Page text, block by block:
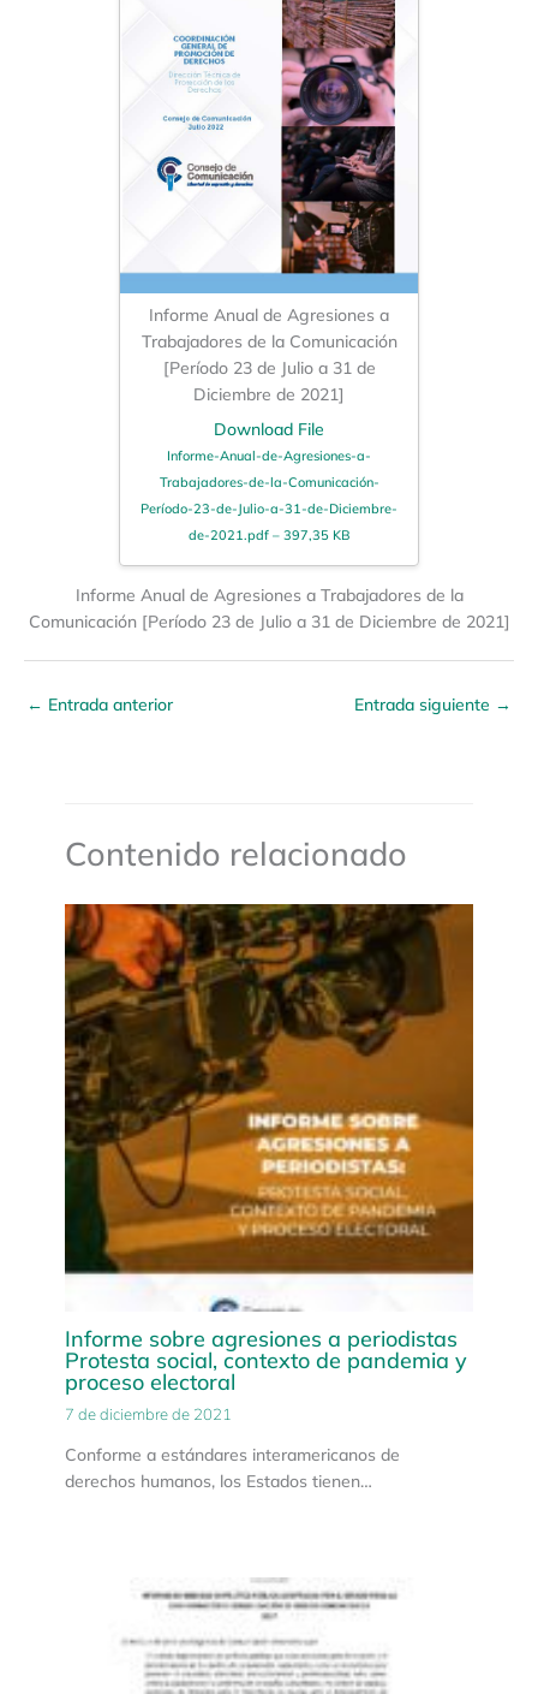
Informe Anual de Agresiones a
Trabajadores de la Comunicación
[Período 23 de Julio a 31 de
Diciembre de 2021]
Download File
Informe-Anual-de-Agresiones-a-
Trabajadores-de-la-Comunicación-
Período-23-de-Julio-a-31-de-Diciembre-
de-2021.pdf – 397,35 KB
Informe Anual de Agresiones a Trabajadores de la
Comunicación [Período 23 de Julio a 31 de Diciembre de 2021]
← Entrada anterior Entrada siguiente →
Contenido relacionado
Informe sobre agresiones a periodistas
Protesta social, contexto de pandemia y
proceso electoral
7 de diciembre de 2021
Conforme a estándares interamericanos de
derechos humanos, los Estados tienen…